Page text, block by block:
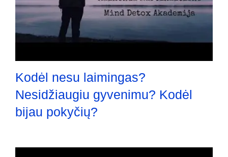
Kodėl nesu laimingas?
Nesidžiaugiu gyvenimu? Kodėl
bijau pokyčių?